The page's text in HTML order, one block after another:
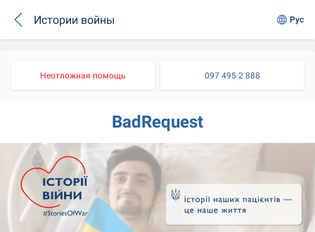
Истории войны Рус
Неотложная помощь 097 495 2 888
BadRequest